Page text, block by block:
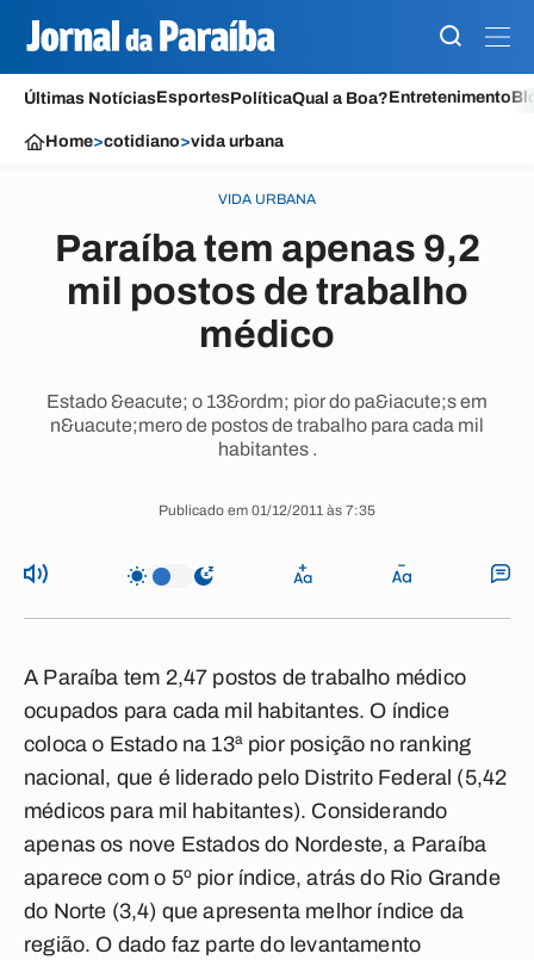
Últimas NotíciasEsportesPolíticaQual a Boa?Entretenimento
Home>cotidiano>vida urbana
VIDA URBANA
Paraíba tem apenas 9,2
mil postos de trabalho
médico
Estado &eacute; o 13&ordm; pior do pa&iacute;s em
n&uacute;mero de postos de trabalho para cada mil
habitantes .
Publicado em 01/12/2011 às 7:35
A Paraíba tem 2,47 postos de trabalho médico
ocupados para cada mil habitantes. O índice
coloca o Estado na 13ª pior posição no ranking
nacional, que é liderado pelo Distrito Federal (5,42
médicos para mil habitantes). Considerando
apenas os nove Estados do Nordeste, a Paraíba
aparece com o 5º pior índice, atrás do Rio Grande
do Norte (3,4) que apresenta melhor índice da
região. O dado faz parte do levantamento